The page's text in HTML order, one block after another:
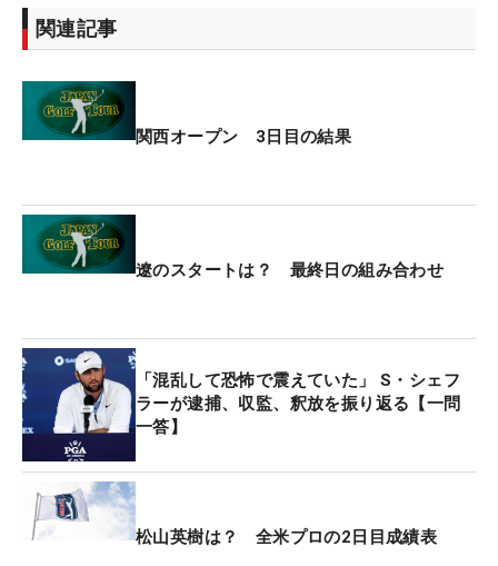
関連記事
関西オープン 3日目の結果
遼のスタートは？ 最終日の組み合わせ
「混乱して恐怖で震えていた」 S・シェフ
ラーが逮捕、収監、釈放を振り返る【一問
一答】
松山英樹は？ 全米プロの2日目成績表